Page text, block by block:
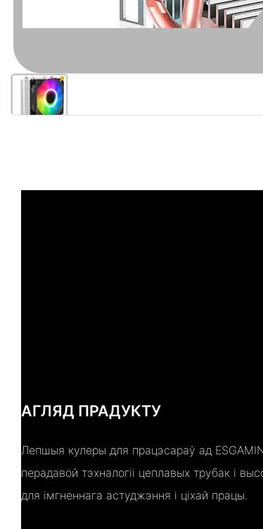
АГЛЯД ПРАДУКТУ
Лепшыя кулеры для працэсараў ад
перадавой тэхналогіі цеплавых трубак і
для імгненнага астуджэння і ціхай працы.